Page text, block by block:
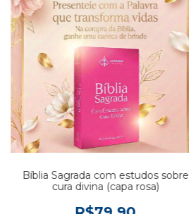
Bíblia Sagrada com estudos sobre
cura divina (capa rosa)